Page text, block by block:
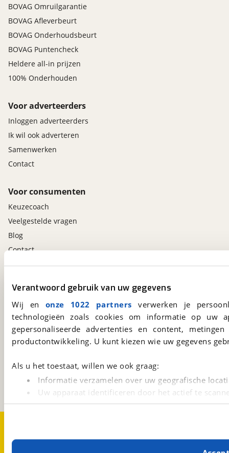
Verantwoord gebruik van uw gegevens
Wij en onze 1022 partners verwerken je
technologieën zoals cookies om informatie op
gepersonaliseerde advertenties en content,
productontwikkeling. U kunt kiezen wie uw gegevens
Als u het toestaat, willen we ook graag:
Informatie verzamelen over uw geografische
Uw apparaat identificeren door het actief te
Lees meer over hoe uw persoonlijke gegevens worden
Met cookies en vergelijkbare technieken zorgen we
BOVAG Omruilgarantie
BOVAG Afleverbeurt
BOVAG Onderhoudsbeurt
BOVAG Puntencheck
Heldere all-in prijzen
100% Onderhouden
Voor adverteerders
Inloggen adverteerders
Ik wil ook adverteren
Samenwerken
Contact
Voor consumenten
Keuzecoach
Veelgestelde vragen
Blog
Contact
viaBOVAG.nl
3981 AJBunnik
Een initiatief van
BOVAG
Download 'm nu.